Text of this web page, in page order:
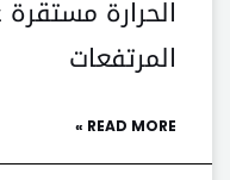
الحرارة
المرتفعات
READ MORE »